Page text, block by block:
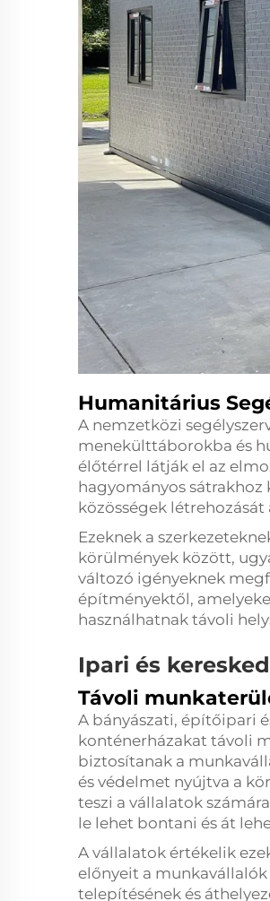
Humanitárius
A nemzetközi
menekülttáborokba és
élőtérrel látják el az
hagyományos sátrakhoz
közösségek
Ezeknek a
körülmények között,
változó igényeknek
építményektől,
használhatnak távoli
Ipari és
Távoli
A bányászati, építőipari
konténerházakat távoli
biztosítanak a
és védelmet nyújtva a
teszi a vállalatok
le lehet bontani és át
A vállalatok értékelik
előnyeit a
telepítésének és